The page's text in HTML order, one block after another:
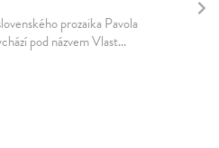
prozaika Pavola
pod názvem Vlast...